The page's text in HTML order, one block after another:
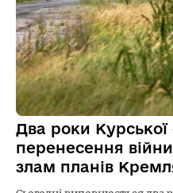
Два роки Курської
перенесення
злам планів